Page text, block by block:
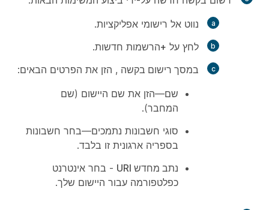
נווט אל רישומי אפליקציות.
לחץ על +הרשמות חדשות.
במסך רישום בקשה , הזן את הפרטים הבאים:
שם—הזן את שם היישום (שם
המחבר).
סוגי חשבונות נתמכים—בחר חשבונות
בספריה ארגונית זו בלבד.
נתב מחדש URI
- בחר אינטרנט
כפלטפורמה עבור היישום שלך.